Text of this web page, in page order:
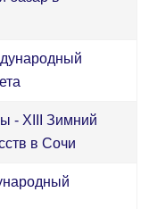
- XIII Зимний
в Сочи